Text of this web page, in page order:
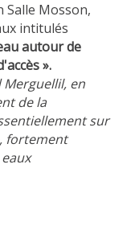
Salle Mosson,
intitulés
autour de
».
Merguellil, en
de la
sur
fortement